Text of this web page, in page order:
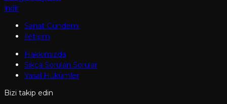
İndir
Sanat Gündemi
İletişim
Hakkımızda
Sıkça Sorulan Sorular
Yasal Hükümler
Bizi takip edin